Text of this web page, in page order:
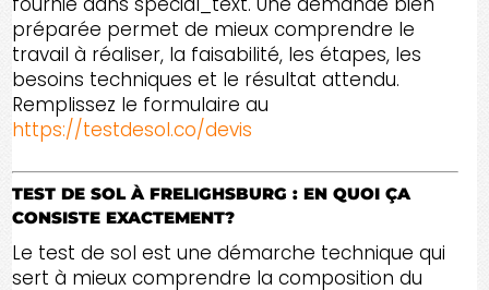
préparée permet de mieux comprendre le
travail à réaliser, la faisabilité, les étapes, les
besoins techniques et le résultat attendu.
Remplissez le formulaire au
https://testdesol.co/devis
TEST DE SOL À FRELIGHSBURG : EN QUOI ÇA
CONSISTE EXACTEMENT?
Le test de sol est une démarche technique qui
sert à mieux comprendre la composition du